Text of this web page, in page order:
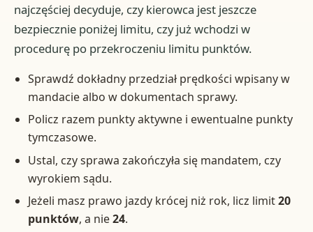
najczęściej decyduje, czy kierowca jest jeszcze
bezpiecznie poniżej limitu, czy już wchodzi w
procedurę po przekroczeniu limitu punktów.
Sprawdź dokładny przedział prędkości wpisany w
mandacie albo w dokumentach sprawy.
Policz razem punkty aktywne i ewentualne punkty
tymczasowe.
Ustal, czy sprawa zakończyła się mandatem, czy
wyrokiem sądu.
Jeżeli masz prawo jazdy krócej niż rok, licz limit20
punktów, a nie24.